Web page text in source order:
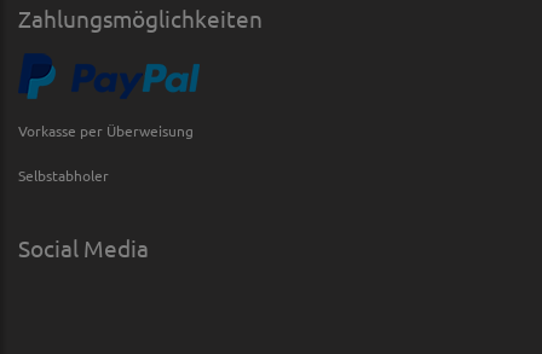
Zahlungsmöglichkeiten
Vorkasse per Überweisung
Selbstabholer
Social Media